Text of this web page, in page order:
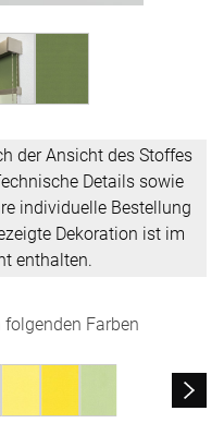
der Ansicht des Stoffes
Details sowie
individuelle Bestellung
Dekoration ist im
enthalten.
Farben